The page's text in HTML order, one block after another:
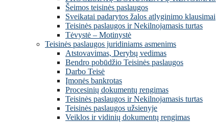
Šeimos teisinės paslaugos
Sveikatai padarytos žalos atlyginimo klausimai
Teisinės paslaugos ir Nekilnojamasis turtas
Tėvystė – Motinystė
Teisinės paslaugos juridiniams asmenims
Atstovavimas, Derybų vedimas
Bendro pobūdžio Teisinės paslaugos
Darbo Teisė
Įmonės bankrotas
Procesinių dokumentų rengimas
Teisinės paslaugos ir Nekilnojamasis turtas
Teisinės paslaugos užsienyje
Veiklos ir vidinių dokumentų rengimas